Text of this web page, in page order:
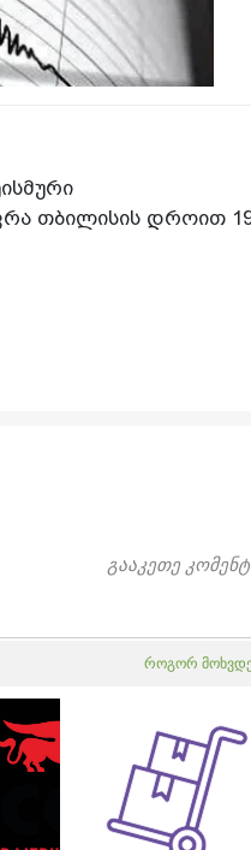
თბილისის დროით
გააკეთე
როგორ